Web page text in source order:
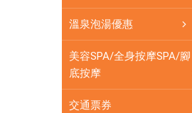
溫泉泡湯優惠
美容SPA/全身按摩SPA/腳
底按摩
交通票券